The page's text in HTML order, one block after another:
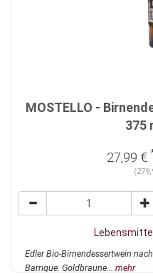
MOSTELLO -
375
27,99 €
Edler Bio-Birnendessertwein
Barrique. Goldbraune... mehr